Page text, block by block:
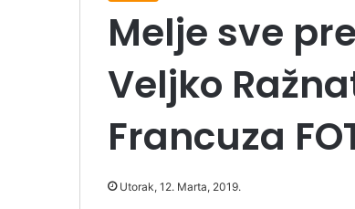
Melje sve
Veljko
Francuza
Utorak, 12. Marta, 2019.